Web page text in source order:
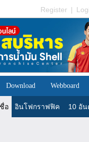
Register |
Download Webboard
อ อินโฟกราฟฟิค 10 อัน